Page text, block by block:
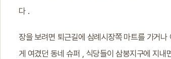
다 .
장을 보려면 퇴근길에 삼례시장쪽 마트를 가거
게 여겼던 동네 슈퍼 , 식당들이 삼봉지구에 지내